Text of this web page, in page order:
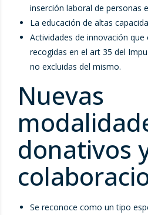
inserción laboral de personas
La educación de altas
Actividades de innovación
recogidas en el art 35 del
no excluidas del mismo.
Nuevas
donativos
Se reconoce como un tipo